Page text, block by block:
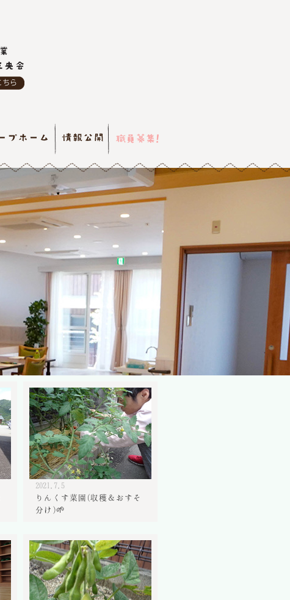
2021.7.5
りんくす菜園(収穫＆おすそ
分け)🌱